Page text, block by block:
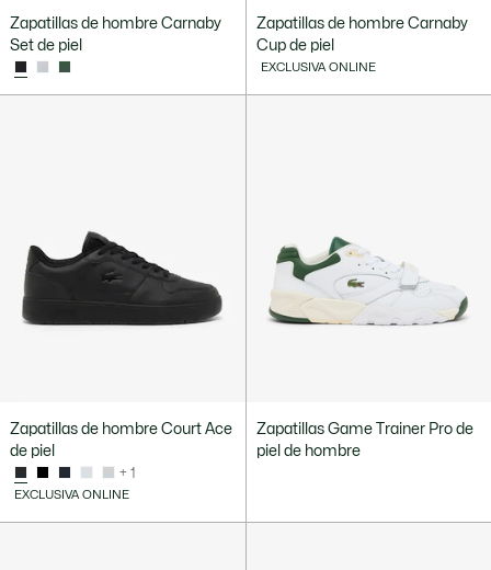
Zapatillas de hombre Carnaby
Set de piel
Zapatillas de hombre Carnaby
Cup de piel
EXCLUSIVA ONLINE
Zapatillas de hombre Court Ace
de piel
+ 1
EXCLUSIVA ONLINE
Zapatillas Game Trainer Pro de
piel de hombre